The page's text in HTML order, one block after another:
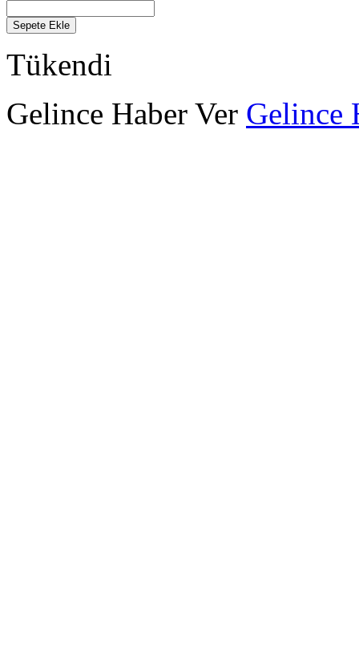
Sepete Ekle
Tükendi
Gelince Haber Ver Gelince